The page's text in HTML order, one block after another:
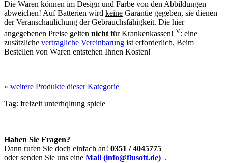
Die Waren können im Design und Farbe von den Abbildungen
abweichen! Auf Batterien wird keine Garantie gegeben, sie dienen
der Veranschaulichung der Gebrauchsfähigkeit. Die hier
angegebenen Preise gelten nicht für Krankenkassen! V: eine
zusätzliche vertragliche Vereinbarung ist erforderlich. Beim
Bestellen von Waren entstehen Ihnen Kosten!
» weitere Produkte dieser Kategorie
Tag: freizeit unterhqltung spiele
Haben Sie Fragen?
Dann rufen Sie doch einfach an! 0351 / 4045775
oder senden Sie uns eine Mail (info@flusoft.de) .